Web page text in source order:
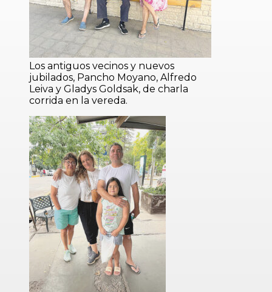
Los antiguos vecinos y nuevos
jubilados, Pancho Moyano, Alfredo
Leiva y Gladys Goldsak, de charla
corrida en la vereda.